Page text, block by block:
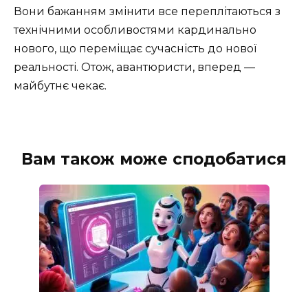
Вони бажанням змінити все переплітаються з
технічними особливостями кардинально
нового, що переміщає сучасність до нової
реальності. Отож, авантюристи, вперед —
майбутнє чекає.
Вам також може сподобатися